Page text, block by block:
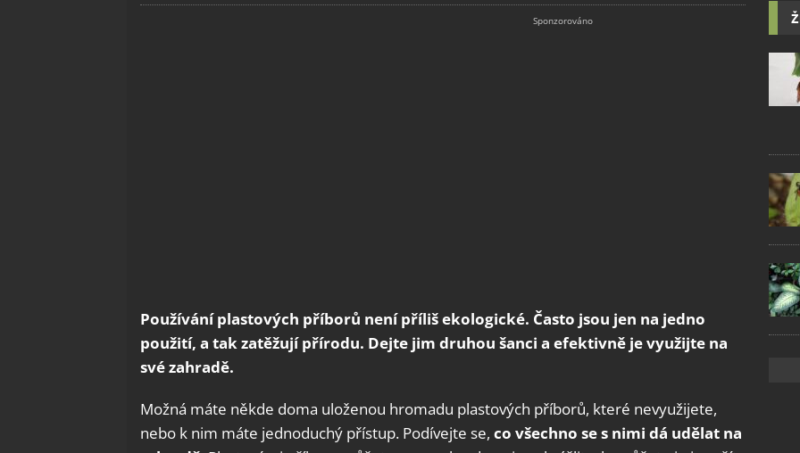
Používání plastových příborů není příliš ekologické. Často jsou jen na jedno
použití, a tak zatěžují přírodu. Dejte jim druhou šanci a efektivně je využijte na
své zahradě.
Možná máte někde doma uloženou hromadu plastových příborů, které nevyužijete,
nebo k nim máte jednoduchý přístup. Podívejte se, co všechno se s nimi dá udělat na